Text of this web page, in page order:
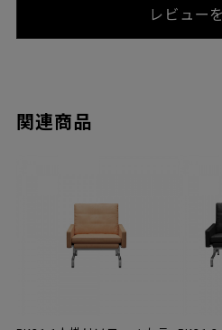
レビュー
関連商品